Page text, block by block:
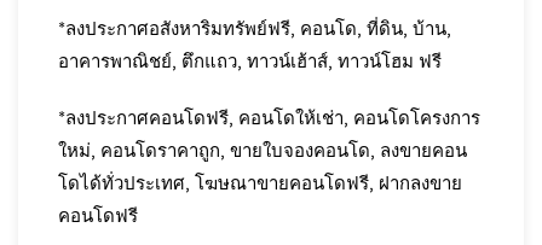
*ลงประกาศอสังหาริมทรัพย์ฟรี, คอนโด, ที่ดิน, บ้าน,
อาคารพาณิชย์, ตึกแถว, ทาวน์เฮ้าส์, ทาวน์โฮม ฟรี
*ลงประกาศคอนโดฟรี, คอนโดให้เช่า, คอนโดโครงการ
ใหม่, คอนโดราคาถูก, ขายใบจองคอนโด, ลงขายคอน
โดได้ทั่วประเทศ, โฆษณาขายคอนโดฟรี, ฝากลงขาย
คอนโดฟรี